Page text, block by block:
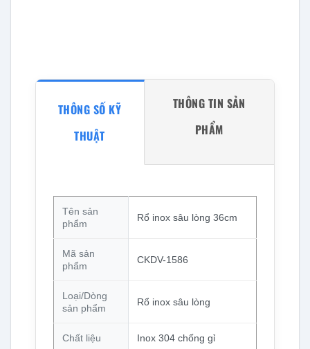
THÔNG SỐ KỸ
THUẬT
THÔNG TIN SẢN
PHẨM
Tên sản
phẩm
Rổ inox sâu lòng 36cm
Mã sản
phẩm
CKDV-1586
Loại/Dòng
sản phẩm
Rổ inox sâu lòng
Chất liệu Inox 304 chống gỉ